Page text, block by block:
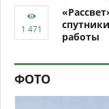
работы
ФОТО